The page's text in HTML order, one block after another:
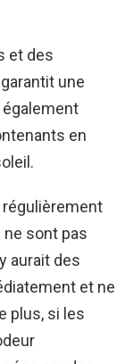
et des
une
également
en
régulièrement
ne sont pas
aurait des
et ne
plus, si les